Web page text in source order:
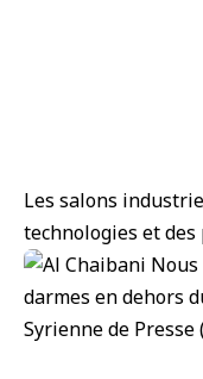
Les salons
technologies et